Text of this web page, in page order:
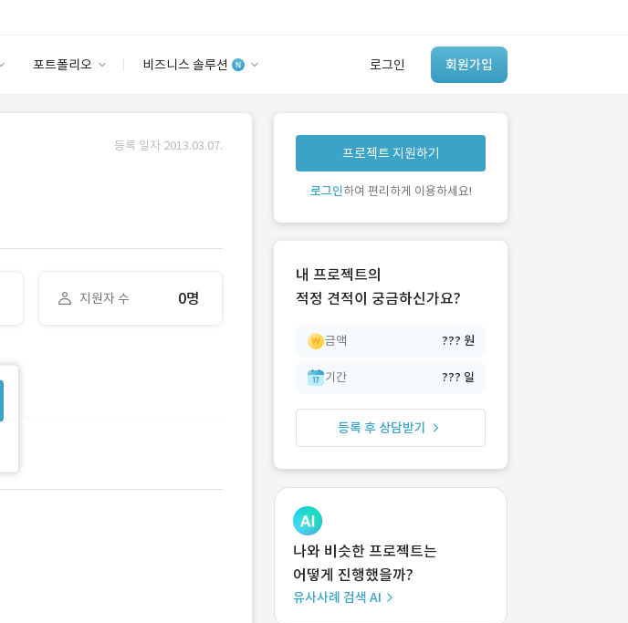
포트폴리오 비즈니스 솔루션 로그인 회원가입
안심 코드 케어
유사사례 검색 AI
‘이런 거’ 만들어본
개발 회사 있어?
등록 일자 2013.03.07.
지원자 수 0명
프로젝트 지원하기
로그인하여 편리하게 이용하세요!
내 프로젝트의
적정 견적이 궁금하신가요?
금액 ??? 원
기간 ??? 일
등록 후 상담받기
나와 비슷한 프로젝트는
어떻게 진행했을까?
유사사례 검색 AI